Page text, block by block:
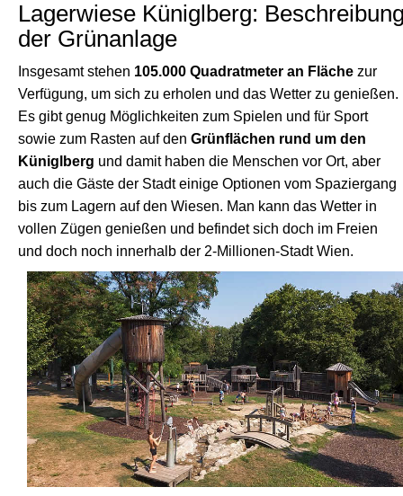
Lagerwiese Küniglberg:
der Grünanlage
Insgesamt stehen 105.000 Quadratmeter an Fläche zur
Verfügung, um sich zu erholen und das Wetter zu genießen.
Es gibt genug Möglichkeiten zum Spielen und für Sport
sowie zum Rasten auf den Grünflächen rund um den
Küniglberg und damit haben die Menschen vor Ort, aber
auch die Gäste der Stadt einige Optionen vom Spaziergang
bis zum Lagern auf den Wiesen. Man kann das Wetter in
vollen Zügen genießen und befindet sich doch im Freien
und doch noch innerhalb der 2-Millionen-Stadt Wien.